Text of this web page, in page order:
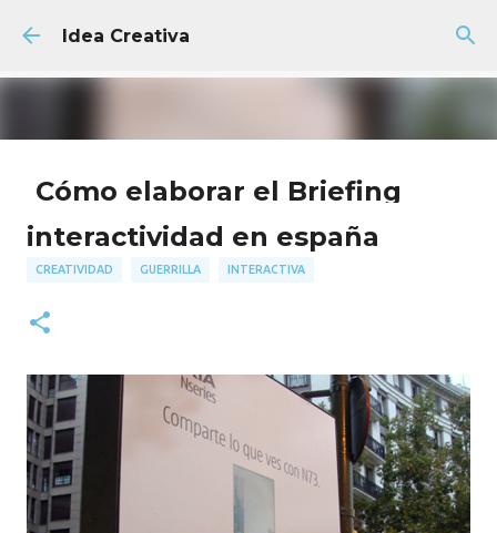
Ir al contenido principal
Idea Creativa
Cómo elaborar el Briefing
Creativo Perfecto + Plantilla
GRATIS
interactividad en españa
CREATIVIDAD GUERRILLA INTERACTIVA